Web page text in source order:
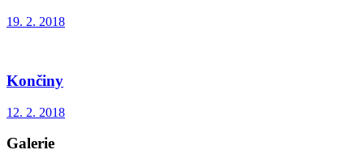
19. 2. 2018
Končiny
12. 2. 2018
Galerie